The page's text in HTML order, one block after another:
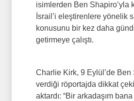
isimlerden Ben Shapiro’yla
İsrail’i eleştirenlere yönelik
konusunu bir kez daha
getirmeye çalıştı.
Charlie Kirk, 9 Eylül’de Ben
verdiği röportajda dikkat
aktardı: “Bir arkadaşım